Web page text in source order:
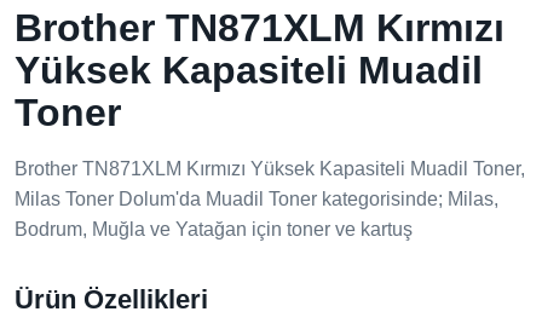
Brother TN871XLM Kırmızı
Yüksek Kapasiteli Muadil
Toner
Brother TN871XLM Kırmızı Yüksek Kapasiteli Muadil Toner,
Milas Toner Dolum'da Muadil Toner kategorisinde; Milas,
Bodrum, Muğla ve Yatağan için toner ve kartuş
Ürün Özellikleri